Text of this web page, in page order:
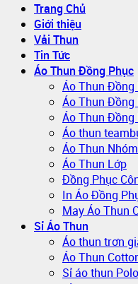
Trang Chủ
Giới thiệu
Vải Thun
Tin Tức
Áo Thun Đồng Phục
Áo Thun Đồng
Áo Thun Đồng
Áo Thun Đồng
Áo thun
Áo Thun Nhóm
Áo Thun Lớp
Đồng Phục
In Áo Đồng
May Áo Thun
Sỉ Áo Thun
Áo thun trơn
Áo Thun
Sỉ áo thun